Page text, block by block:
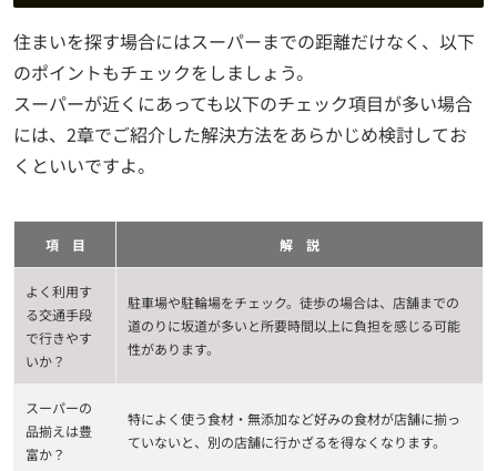
住まいを探す場合にはスーパーまでの距離だけなく、以下
のポイントもチェックをしましょう。
スーパーが近くにあっても以下のチェック項目が多い場合
には、2章でご紹介した解決方法をあらかじめ検討してお
くといいですよ。
項 目 解 説
よく利用す
る交通手段
で行きやす
いか？
駐車場や駐輪場をチェック。徒歩の場合は、店舗までの
道のりに坂道が多いと所要時間以上に負担を感じる可能
性があります。
スーパーの
品揃えは豊
富か？
特によく使う食材・無添加など好みの食材が店舗に揃っ
ていないと、別の店舗に行かざるを得なくなります。